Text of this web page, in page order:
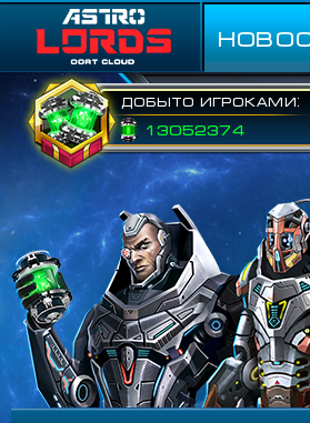
Добыто игроками:
13052374